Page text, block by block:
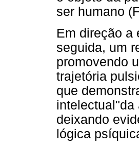
ser humano
Em direção a
seguida, um
promovendo
trajetória
que
intelectual"da
deixando
lógica